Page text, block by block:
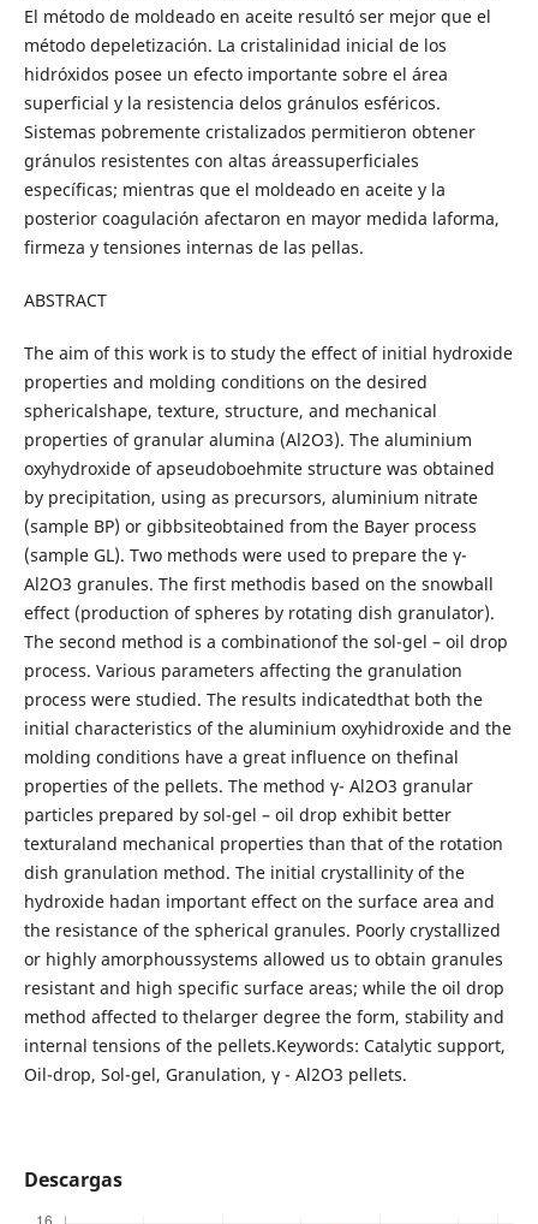
El método de moldeado en aceite resultó ser mejor que el
método depeletización. La cristalinidad inicial de los
hidróxidos posee un efecto importante sobre el área
superficial y la resistencia delos gránulos esféricos.
Sistemas pobremente cristalizados permitieron obtener
gránulos resistentes con altas áreassuperficiales
específicas; mientras que el moldeado en aceite y la
posterior coagulación afectaron en mayor medida laforma,
firmeza y tensiones internas de las pellas.
ABSTRACT
The aim of this work is to study the effect of initial hydroxide
properties and molding conditions on the desired
sphericalshape, texture, structure, and mechanical
properties of granular alumina (Al2O3). The aluminium
oxyhydroxide of apseudoboehmite structure was obtained
by precipitation, using as precursors, aluminium nitrate
(sample BP) or gibbsiteobtained from the Bayer process
(sample GL). Two methods were used to prepare the γ-
Al2O3 granules. The first methodis based on the snowball
effect (production of spheres by rotating dish granulator).
The second method is a combinationof the sol-gel – oil drop
process. Various parameters affecting the granulation
process were studied. The results indicatedthat both the
initial characteristics of the aluminium oxyhidroxide and the
molding conditions have a great influence on thefinal
properties of the pellets. The method γ- Al2O3 granular
particles prepared by sol-gel – oil drop exhibit better
texturaland mechanical properties than that of the rotation
dish granulation method. The initial crystallinity of the
hydroxide hadan important effect on the surface area and
the resistance of the spherical granules. Poorly crystallized
or highly amorphoussystems allowed us to obtain granules
resistant and high specific surface areas; while the oil drop
method affected to thelarger degree the form, stability and
internal tensions of the pellets.Keywords: Catalytic support,
Oil-drop, Sol-gel, Granulation, γ - Al2O3 pellets.
Descargas